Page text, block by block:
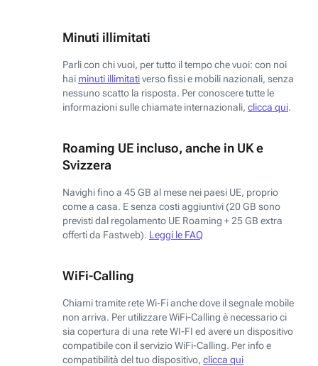
Minuti illimitati
Parli con chi vuoi, per tutto il tempo che vuoi: con noi
hai minuti illimitativerso fissi e mobili nazionali, senza
nessuno scatto la risposta. Per conoscere tutte le
informazioni sulle chiamate internazionali, clicca qui.
Roaming UE incluso, anche in UK e
Svizzera
Navighi fino a 45 GB al mese nei paesi UE, proprio
come a casa. E senza costi aggiuntivi (20 GB sono
previsti dal regolamento UE Roaming + 25 GB extra
offerti da Fastweb). Leggi le FAQ
WiFi-Calling
Chiami tramite rete Wi-Fi anche dove il segnale mobile
non arriva. Per utilizzare WiFi-Calling è necessario ci
sia copertura di una rete WI-FI ed avere un dispositivo
compatibile con il servizio WiFi-Calling. Per info e
compatibilità del tuo dispositivo, clicca qui